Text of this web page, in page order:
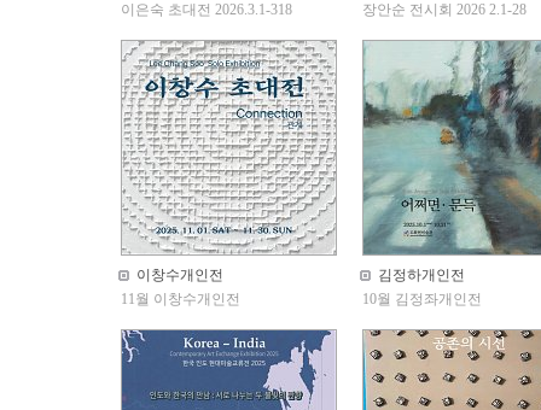
이은숙 초대전 2026.3.1-318
장안순 전시회 2026 2.1-28
이창수개인전
11월 이창수개인전
김정하개인전
10월 김정좌개인전